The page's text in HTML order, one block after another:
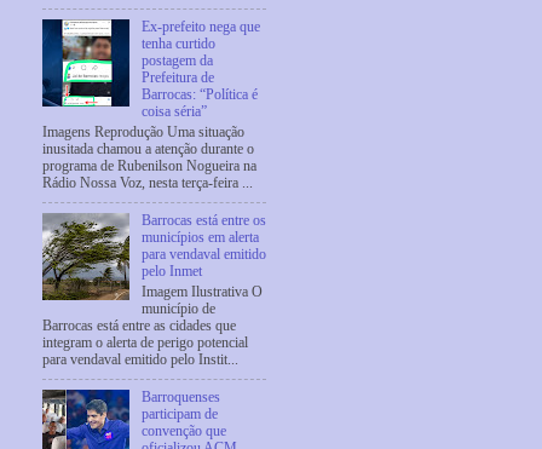
Ex-prefeito nega que
tenha curtido
postagem da
Prefeitura de
Barrocas: “Política é
coisa séria”
Imagens Reprodução Uma situação
inusitada chamou a atenção durante o
programa de Rubenilson Nogueira na
Rádio Nossa Voz, nesta terça-feira ...
Barrocas está entre os
municípios em alerta
para vendaval emitido
pelo Inmet
Imagem Ilustrativa O
município de
Barrocas está entre as cidades que
integram o alerta de perigo potencial
para vendaval emitido pelo Instit...
Barroquenses
participam de
convenção que